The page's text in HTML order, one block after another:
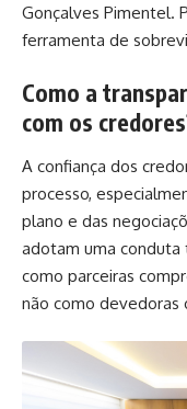
Gonçalves Pimentel.
ferramenta de
Como a
com os
A confiança dos
processo,
plano e das
adotam uma
como parceiras
não como devedoras